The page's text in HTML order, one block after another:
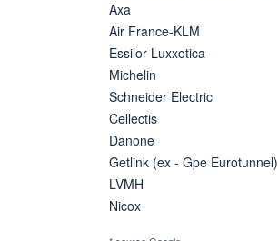
Axa
Air France-KLM
Essilor Luxxotica
Michelin
Schneider Electric
Cellectis
Danone
Getlink (ex - Gpe Eurotunnel)
LVMH
Nicox